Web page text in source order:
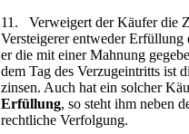
11. Verweigert der Käufer die
Versteigerer entweder
er die mit einer Mahnung
dem Tag des Verzug­eintritts ist
zinsen. Auch hat ein solcher
Erfüllung, so steht ihm neben
recht­liche Verfolgung.